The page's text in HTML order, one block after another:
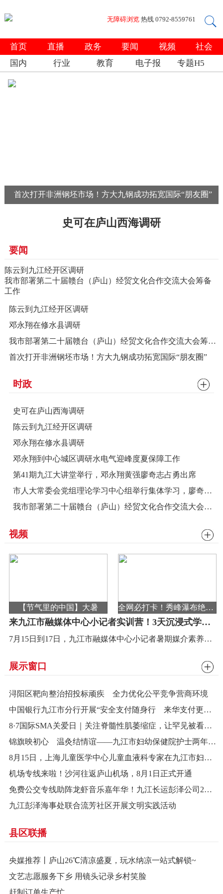
无障碍浏览 热线 0792-8559761
首页 直播 政务 要闻 视频
社会
国内
行业 教育 电子报 专题H5
首次打开非洲钢坯市场！方大九钢成功拓宽国际“朋友圈”
史可在庐山西海调研
要闻
陈云到九江经开区调研
我市部署第二十届赣台（庐山）经贸文化合作交流大会筹备
工作
陈云到九江经开区调研
邓永翔在修水县调研
我市部署第二十届赣台（庐山）经贸文化合作交流大会筹备工作
首次打开非洲钢坯市场！方大九钢成功拓宽国际“朋友圈”
时政
史可在庐山西海调研
陈云到九江经开区调研
邓永翔在修水县调研
邓永翔到中心城区调研水电气迎峰度夏保障工作
第41期九江大讲堂举行，邓永翔黄强廖奇志占勇出席
市人大常委会党组理论学习中心组举行集体学习，廖奇志主持并讲话
我市部署第二十届赣台（庐山）经贸文化合作交流大会筹备工作
视频
【节气里的中国】大暑 全网必打卡！秀峰瀑布绝美实拍。这个暑假，赶紧来吧，奔赴李白诗里的银河飞瀑，亲眼见到才知道有多震撼！
来九江市融媒体中心小记者实训营！3天沉浸式学习，登台当主播、学写作练表达！
7月15日到17日，九江市融媒体中心小记者暑期媒介素养实战营开始报名啦
展示窗口
浔阳区靶向整治招投标顽疾 全力优化公平竞争营商环境
中国银行九江市分行开展“安全支付随身行 来华支付更安心”跨境金融安全宣传活动 织密跨境金融“防护网”
8·7国际SMA关爱日｜关注脊髓性肌萎缩症，让罕见被看见、让新生被守护
​锦旗映初心 温灸结情谊——九江市妇幼保健院护士两年匠心调理获患者暖心致谢
8月15日，上海儿童医学中心儿童血液科专家在九江市妇幼保健院坐诊
机场专线来啦！沙河往返庐山机场，8月1日正式开通
免费公交专线助阵龙虾音乐嘉年华！九江长运彭泽公司2天“摆渡”600余人次嗨翻夏夜
九江彭泽海事处联合流芳社区开展文明实践活动
县区联播
央媒推荐丨庐山26℃清凉盛夏，玩水纳凉一站式解锁~
文艺志愿服务下乡 用镜头记录乡村笑脸